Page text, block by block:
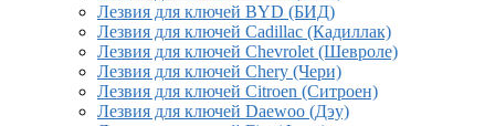
Лезвия для ключей BYD (БИД)
Лезвия для ключей Cadillac (Кадиллак)
Лезвия для ключей Chevrolet (Шевроле)
Лезвия для ключей Chery (Чери)
Лезвия для ключей Citroen (Ситроен)
Лезвия для ключей Daewoo (Дэу)